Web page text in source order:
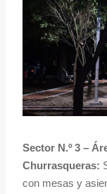
Sector N.º 3 –
Churrasqueras:
con mesas y